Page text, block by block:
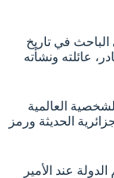
الباحث في تاريخ
عائلته ونشأته
العالمية
الحديثة ورمز
عند الأمير